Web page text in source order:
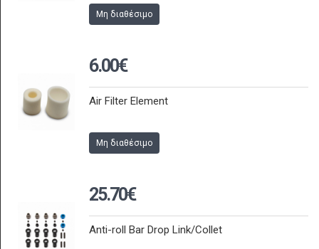
Μη διαθέσιμο
6.00€
Air Filter Element
Μη διαθέσιμο
25.70€
Anti-roll Bar Drop Link/Collet